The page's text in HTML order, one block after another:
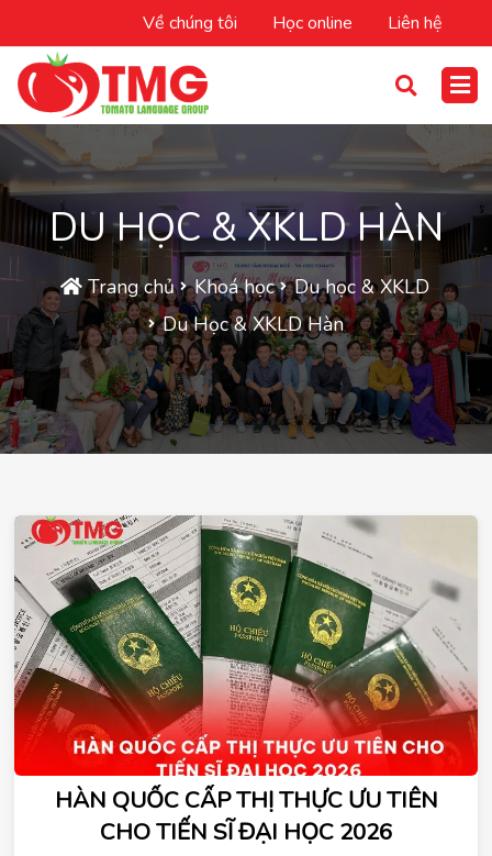
Về chúng tôi Học online Liên hệ
DU HỌC & XKLD HÀN
Trang chủ Khoá học
Du học & XKLD
Du Học & XKLD Hàn
HÀN QUỐC CẤP THỊ THỰC ƯU TIÊN
CHO TIẾN SĨ ĐẠI HỌC 2026